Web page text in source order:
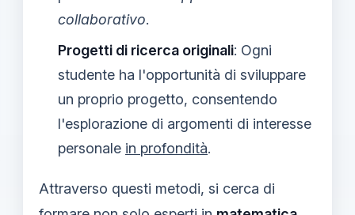
collaborativo.
Progetti di ricerca originali: Ogni
studente ha l'opportunità di sviluppare
un proprio progetto, consentendo
l'esplorazione di argomenti di interesse
personale in profondità.
Attraverso questi metodi, si cerca di